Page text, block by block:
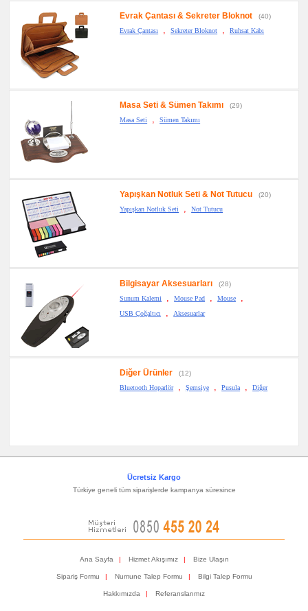
Evrak Çantası & Sekreter Bloknot
(40)
Evrak Çantası
, Sekreter Bloknot , Ruhsat Kabı
Masa Seti & Sümen Takımı
(29)
Masa Seti
, Sümen Takımı
Yapışkan Notluk Seti & Not Tutucu
(20)
Yapışkan Notluk Seti
, Not Tutucu
Bilgisayar Aksesuarları
(28)
Sunum Kalemi
, Mouse Pad , Mouse ,
USB Çoğaltıcı , Aksesuarlar
Diğer Ürünler
(12)
Bluetooth Hoparlör
, Şemsiye , Pusula , Diğer
Ücretsiz Kargo
Türkiye geneli tüm siparişlerde kampanya süresince
Ana Sayfa | Hizmet Akışımız | Bize Ulaşın
Sipariş Formu | Numune Talep Formu | Bilgi Talep Formu
Hakkımızda | Referanslarımız